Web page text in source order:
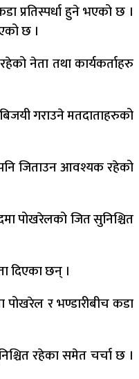
प्रतिस्पर्धा हुने भएको छ ।
छ ।
नेता तथा कार्यकर्ताहरु
गराउने मतदाताहरुको
जिताउन आवश्यक रहेको
पोखरेलको जित सुनिश्चित
दिएका छन् ।
पोखरेल र भण्डारीबीच कडा
रहेका समेत चर्चा छ ।